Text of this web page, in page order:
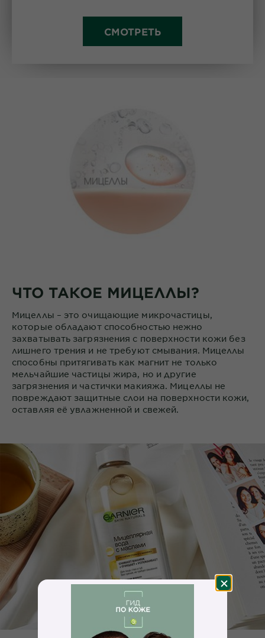
СМОТРЕТЬ
ЧТО ТАКОЕ МИЦЕЛЛЫ?
Мицеллы – это очищающие микрочастицы,
которые обладают способностью нежно
захватывать загрязнения с поверхности кожи без
лишнего трения и не требуют смывания. Мицеллы
способны притягивать как магнит не только
мельчайшие частицы жира, но и другие
загрязнения и частички макияжа. Мицеллы не
повреждают защитные слои на поверхности кожи,
оставляя её увлажненной и свежей.